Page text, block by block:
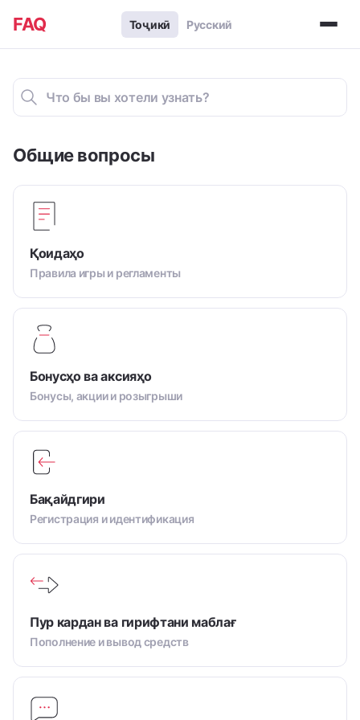
FAQ Тоҷикӣ Русский
Общие вопросы
Қоидаҳо
Правила игры и регламенты
Бонусҳо ва аксияҳо
Бонусы, акции и розыгрыши
Бақайдгири
Регистрация и идентификация
Пур кардан ва гирифтани маблағ
Пополнение и вывод средств